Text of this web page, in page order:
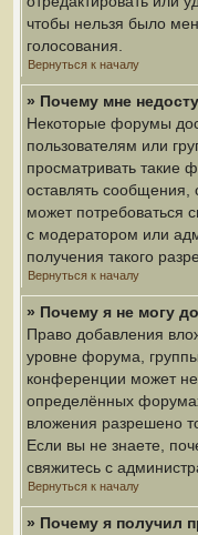
чтобы нельзя было
голосования.
Вернуться к началу
» Почему мне
Некоторые форумы
пользователям или
просматривать такие
оставлять сообщения,
может потребоваться
с модератором или
получения такого
Вернуться к началу
» Почему я не могу
Право добавления
уровне форума,
конференции может
определённых
вложения разрешено
Если вы не знаете,
свяжитесь с
Вернуться к началу
» Почему я получил